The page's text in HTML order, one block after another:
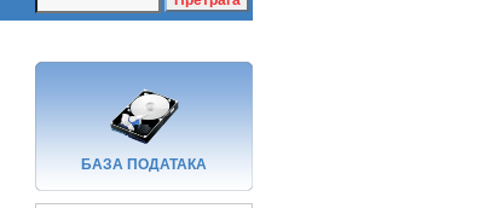
БАЗA ПОДАТАКА